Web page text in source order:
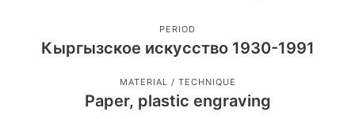
PERIOD
Кыргызское искусство 1930-1991
MATERIAL / TECHNIQUE
Paper, plastic engraving